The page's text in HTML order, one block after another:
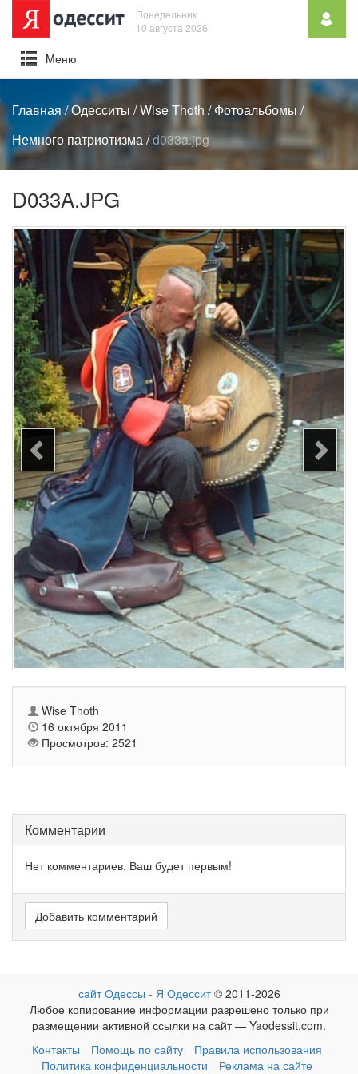
Понедельник
10 августа 2026
Mеню
Главная/Одесситы /Wise Thoth /Фотоальбомы /
Немного патриотизма/d033a.jpg
D033A.JPG
Wise Thoth
16 октября 2011
Просмотров: 2521
Комментарии
Нет комментариев. Ваш будет первым!
Добавить комментарий
сайт Одессы - Я Одессит© 2011-2026
Любое копирование информации разрешено только при
размещении активной ссылки на сайт — Yaodessit.com.
Контакты
Помощь по сайту
Правила использования
Политика конфиденциальности
Реклама на сайте